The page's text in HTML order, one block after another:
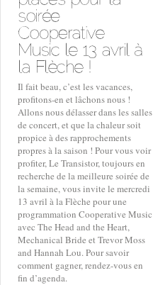
Il fait beau, c’est les vacances,
profitons-en et lâchons nous !
Allons nous délasser dans les salles
de concert, et que la chaleur soit
propice à des rapprochements
propres à la saison ! Pour vous voir
profiter, Le Transistor, toujours en
recherche de la meilleure soirée de
la semaine, vous invite le mercredi
13 avril à la Flèche pour une
programmation Cooperative Music
avec The Head and the Heart,
Mechanical Bride et Trevor Moss
and Hannah Lou. Pour savoir
comment gagner, rendez-vous en
fin d’agenda.